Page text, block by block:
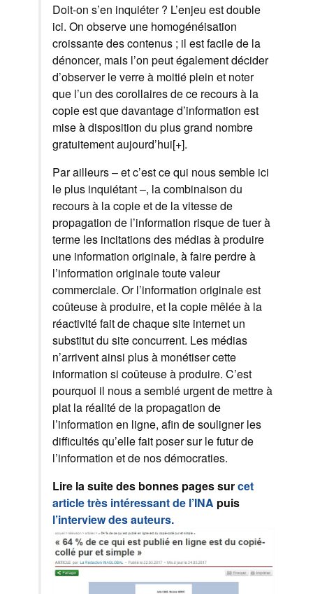
Doit-on s’en inquiéter ? L’enjeu est double
ici. On observe une homogénéisation
croissante des contenus ; il est facile de la
dénoncer, mais l’on peut également décider
d’observer le verre à moitié plein et noter
que l’un des corollaires de ce recours à la
copie est que davantage d’information est
mise à disposition du plus grand nombre
gratuitement aujourd’hui[+].
Par ailleurs – et c’est ce qui nous semble ici
le plus inquiétant –, la combinaison du
recours à la copie et de la vitesse de
propagation de l’information risque de tuer à
terme les incitations des médias à produire
une information originale, à faire perdre à
l’information originale toute valeur
commerciale. Or l’information originale est
coûteuse à produire, et la copie mêlée à la
réactivité fait de chaque site internet un
substitut du site concurrent. Les médias
n’arrivent ainsi plus à monétiser cette
information si coûteuse à produire. C’est
pourquoi il nous a semblé urgent de mettre à
plat la réalité de la propagation de
l’information en ligne, afin de souligner les
difficultés qu’elle fait poser sur le futur de
l’information et de nos démocraties.
Lire la suite des bonnes pages surcet
article très intéressant de l’INA puis
l’interview des auteurs.